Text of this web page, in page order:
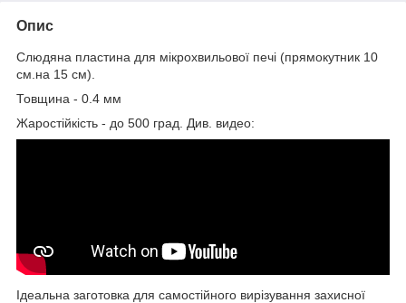
Опис
Слюдяна пластина для мікрохвильової печі (прямокутник 10
см.на 15 см).
Товщина - 0.4 мм
Жаростійкість - до 500 град. Див. видео:
Ідеальна заготовка для самостійного вирізування захисної